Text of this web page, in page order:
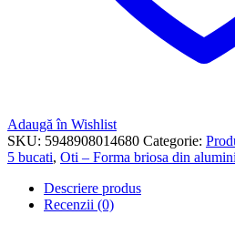
Adaugă în Wishlist
SKU: 5948908014680 Categorie:
5 bucati, Oti – Forma briosa din
Descriere produs
Recenzii (0)